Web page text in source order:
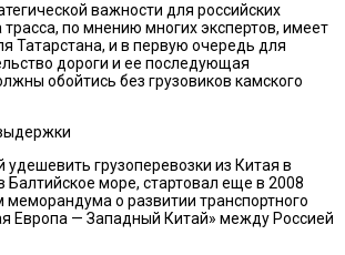
важности для российских
трасса, по мнению многих экспертов, имеет
Татарстана, и в первую очередь для
дороги и ее последующая
обойтись без грузовиков камского
удешевить грузоперевозки из Китая в
Балтийское море, стартовал еще в 2008
меморандума о развитии транспортного
Европа — Западный Китай» между Россией